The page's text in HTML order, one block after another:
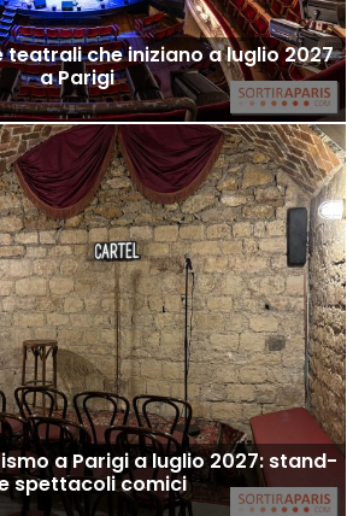
che iniziano a luglio 2027
a Parigi
a Parigi a luglio 2027: stand-
spettacoli comici